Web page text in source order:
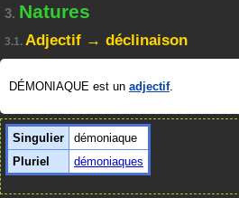
3. Natures
3.1. Adjectif → déclinaison
DÉMONIAQUE est un adjectif.
Singulier
démoniaque
Pluriel
démoniaques